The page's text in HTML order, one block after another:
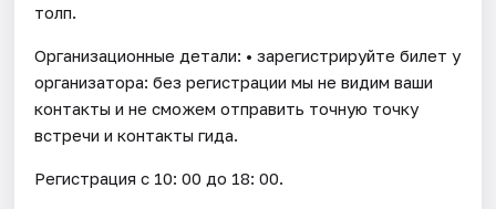
толп.
Организационные детали: • зарегистрируйте билет у
организатора: без регистрации мы не видим ваши
контакты и не сможем отправить точную точку
встречи и контакты гида.
Регистрация с 10: 00 до 18: 00.